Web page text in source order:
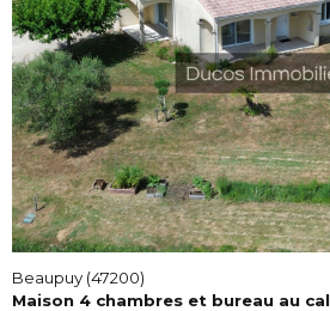
VOIR
Beaupuy (47200)
Maison 4 chambres et bureau au